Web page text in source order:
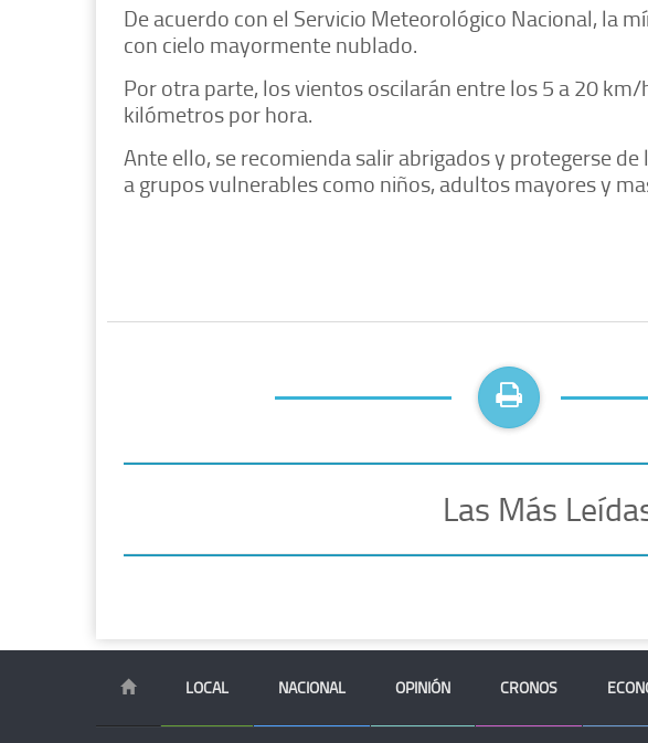
De acuerdo con el Servicio Meteorológico Nacional, la
con cielo mayormente nublado.
Por otra parte, los vientos oscilarán entre los 5 a 20
kilómetros por hora.
Ante ello, se recomienda salir abrigados y protegerse
a grupos vulnerables como niños, adultos mayores y
Las Más
LOCAL NACIONAL OPINIÓN CRONOS